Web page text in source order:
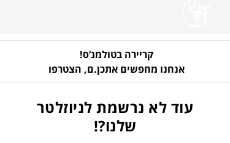
קריירה בטולמנ’ס!
אנחנו מחפשים אתכן.ם, הצטרפו
עוד לא נרשמת לניוזלטר
שלנו?!